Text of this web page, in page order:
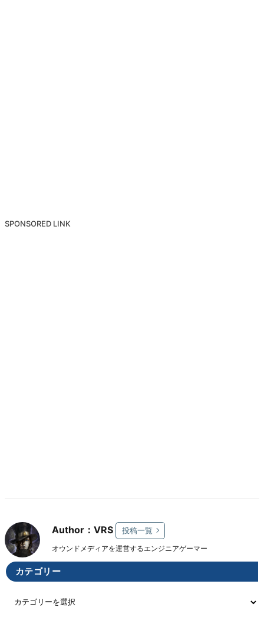
SPONSORED LINK
Author：VRS 投稿一覧
オウンドメディアを運営するエンジニアゲーマー
カテゴリー